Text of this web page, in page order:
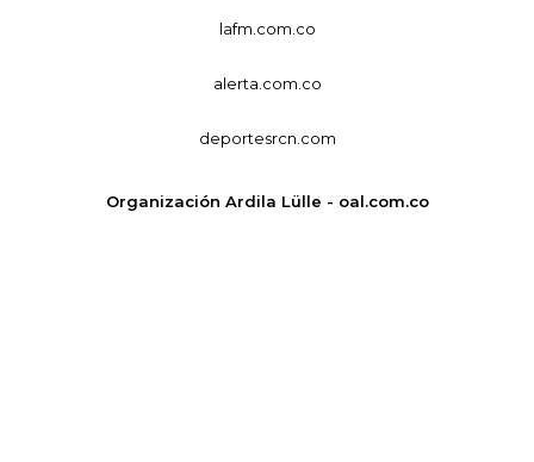
lafm.com.co
alerta.com.co
deportesrcn.com
Organización Ardila Lülle - oal.com.co